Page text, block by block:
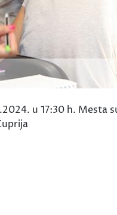
u 17:30 h. Mesta